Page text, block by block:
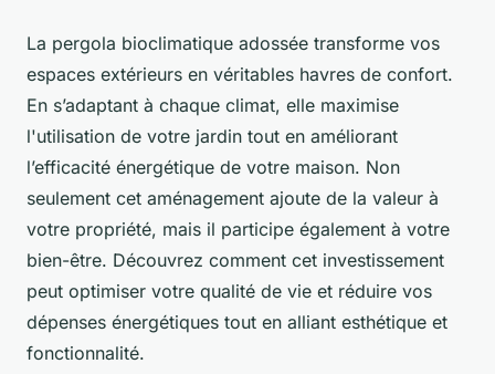
La pergola bioclimatique adossée transforme vos
espaces extérieurs en véritables havres de confort.
En s’adaptant à chaque climat, elle maximise
l'utilisation de votre jardin tout en améliorant
l’efficacité énergétique de votre maison. Non
seulement cet aménagement ajoute de la valeur à
votre propriété, mais il participe également à votre
bien-être. Découvrez comment cet investissement
peut optimiser votre qualité de vie et réduire vos
dépenses énergétiques tout en alliant esthétique et
fonctionnalité.